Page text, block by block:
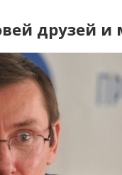
друзей и